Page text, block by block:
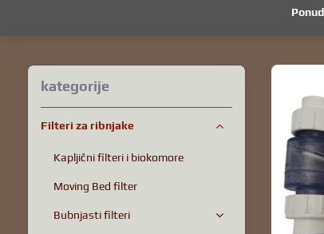
kategorije
Filteri za ribnjake
Kapljični filteri i biokomore
Moving Bed filter
Bubnjasti filteri